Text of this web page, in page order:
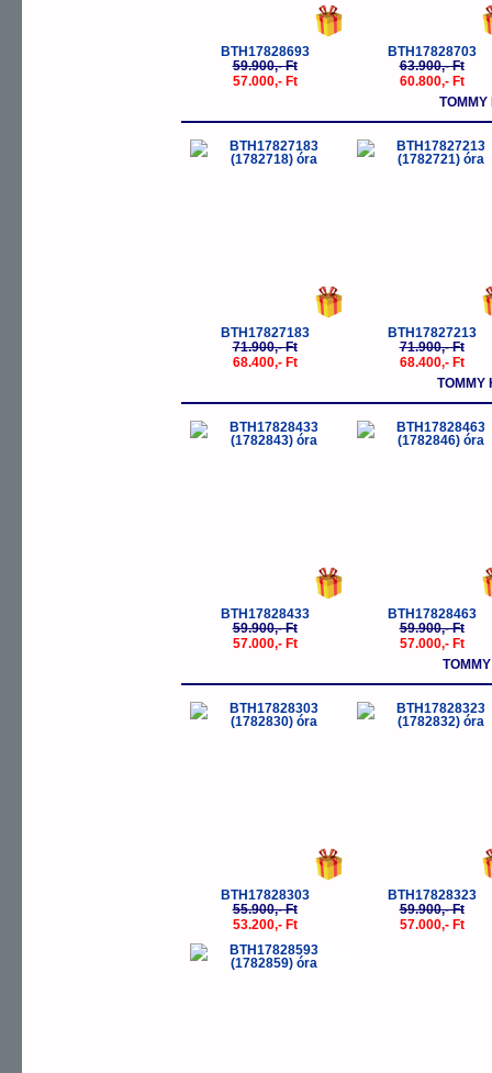
BTH17828693
59.900,- Ft
57.000,- Ft
BTH17828703
63.900,- Ft
60.800,- Ft
TOMMY
-5%
BTH17827183
71.900,- Ft
68.400,- Ft
-
BTH17827213
71.900,- Ft
68.400,- Ft
TOMMY
-5%
BTH17828433
59.900,- Ft
57.000,- Ft
-
BTH17828463
59.900,- Ft
57.000,- Ft
-5%
BTH17828303
55.900,- Ft
53.200,- Ft
-
BTH17828323
59.900,- Ft
57.000,- Ft
-5%